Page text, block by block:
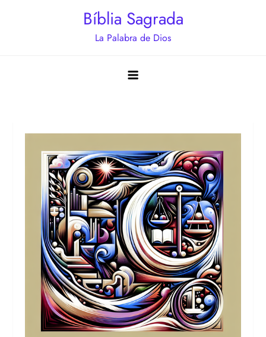
Bíblia Sagrada
La Palabra de Dios